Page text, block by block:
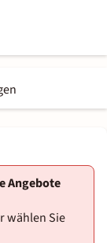
Angebote
wählen Sie